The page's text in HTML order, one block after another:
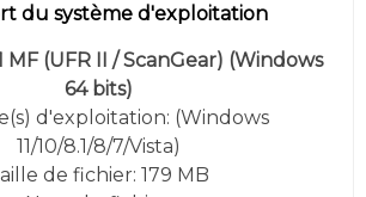
du système d'exploitation
MF (UFR II / ScanGear) (Windows
64 bits)
d'exploitation: (Windows
11/10/8.1/8/7/Vista)
de fichier: 179 MB